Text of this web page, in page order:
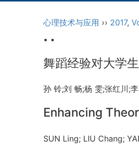
心理技术与应用 ›› 2017,
• •
舞蹈经验对大学
孙 铃;刘 畅;杨 雯;张红川;
Enhancing
SUN Ling; LIU Chang;